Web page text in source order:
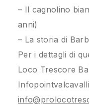
– Il cagnolino
anni)
– La storia di
Per i dettagli di
Loco Trescore